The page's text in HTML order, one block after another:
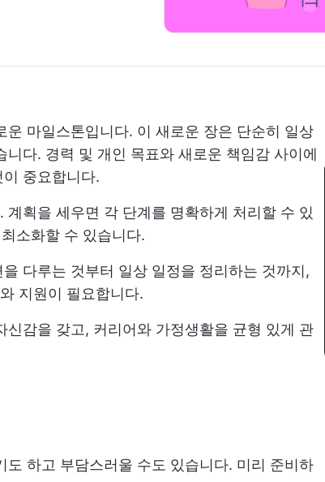
마일스톤입니다. 이 새로운 장은 단순히 일상
다. 경력 및 개인 목표와 새로운 책임감 사이에
중요합니다.
획을 세우면 각 단계를 명확하게 처리할 수 있
소화할 수 있습니다.
다루는 것부터 일상 일정을 정리하는 것까지,
지원이 필요합니다.
감을 갖고, 커리어와 가정생활을 균형 있게 관
하고 부담스러울 수도 있습니다. 미리 준비하